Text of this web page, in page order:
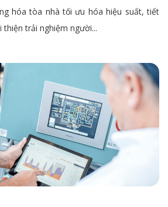
hóa tòa nhà tối ưu hóa hiệu suất, tiết
trải nghiệm người...